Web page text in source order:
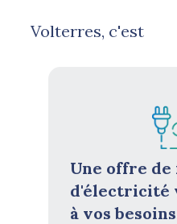
Volterres, c'est
Une offre
d'électricité
à vos